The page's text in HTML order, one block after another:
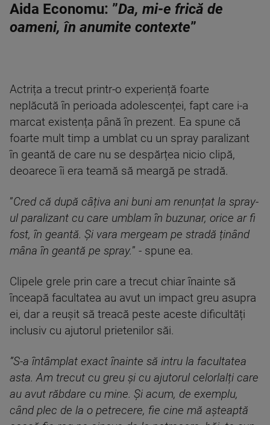
Aida Economu: ”Da, mi-e frică de
oameni, în anumite contexte”
Actrița a trecut printr-o experiență foarte
neplăcută în perioada adolescenței, fapt care i-a
marcat existența până în prezent. Ea spune că
foarte mult timp a umblat cu un spray paralizant
în geantă de care nu se despărțea nicio clipă,
deoarece îi era teamă să meargă pe stradă.
”Cred că după câțiva ani buni am renunțat la spray-
ul paralizant cu care umblam în buzunar, orice ar fi
fost, în geantă. Și vara mergeam pe stradă ținând
mâna în geantă pe spray.” - spune ea.
Clipele grele prin care a trecut chiar înainte să
înceapă facultatea au avut un impact greu asupra
ei, dar a reușit să treacă peste aceste dificultăți
inclusiv cu ajutorul prietenilor săi.
”S-a întâmplat exact înainte să intru la facultatea
asta. Am trecut cu greu și cu ajutorul celorlalți care
au avut răbdare cu mine. Și acum, de exemplu,
când plec de la o petrecere, fie cine mă așteaptă